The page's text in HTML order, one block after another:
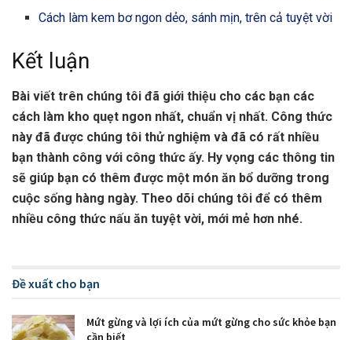
Cách làm kem bơ ngon dẻo, sánh mịn, trên cả tuyệt vời
Kết luận
Bài viết trên chúng tôi đã giới thiệu cho các bạn các
cách làm kho quẹt ngon nhất, chuẩn vị nhất. Công thức
này đã được chúng tôi thử nghiệm và đã có rất nhiều
bạn thành công với công thức ấy. Hy vọng các thông tin
sẽ giúp bạn có thêm được một món ăn bổ dưỡng trong
cuộc sống hàng ngày. Theo dõi chúng tôi để có thêm
nhiều công thức nấu ăn tuyệt vời, mới mẻ hơn nhé.
Đề xuất cho bạn
Mứt gừng và lợi ích của mứt gừng cho sức khỏe bạn
cần biết